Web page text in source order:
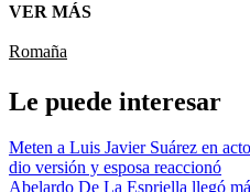
VER MÁS
Romaña
Le puede interesar
Meten a Luis Javier Suárez en
dio versión y esposa reaccionó
Abelardo De La Espriella llegó